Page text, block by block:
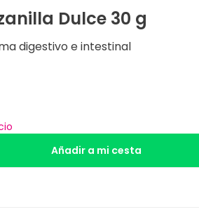
Dulce 30 g
digestivo e intestinal
Añadir a mi cesta